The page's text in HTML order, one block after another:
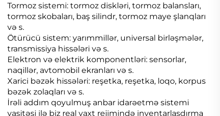
Tormoz sistemi: tormoz diskləri, tormoz balansları,
tormoz skobaları, baş silindr, tormoz maye şlanqları
və s.
Ötürücü sistem: yarımmillər, universal birləşmələr,
transmissiya hissələri və s.
Elektron və elektrik komponentləri: sensorlar,
naqillər, avtomobil ekranları və s.
Xarici bəzək hissələri: reşetka, reşetka, loqo, korpus
bəzək zolaqları və s.
İrəli addım qoyulmuş anbar idarəetmə sistemi
vasitəsi ilə biz real vaxt rejimində inventarlaşdırma